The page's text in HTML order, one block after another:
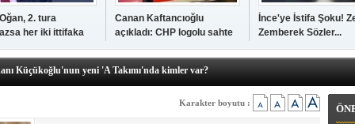
2. tura
her iki ittifaka
şartını sundu
Canan Kaftancıoğlu
açıkladı: CHP logolu sahte
broşürleri AKP'liler
bastırmış
İnce'ye İstifa Şoku!
Zemberek Sözler...
Ali Öğdük, mazbatasını aldı…
Küçükoğlu'nun yeni 'A Takımı'nda kimler var?
Tarihi günde, tarihi açılış
Zafer Tarıkdaroğlu, oyunu memleketinde kullandı
Karakter boyutu :